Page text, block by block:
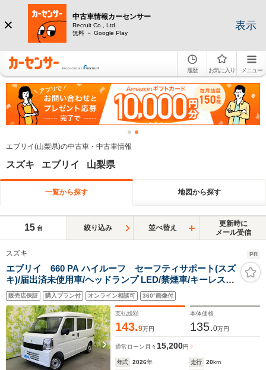
中古車情報カーセンサー
Recruit Co., Ltd.
無料 － Google Play
表示
履歴 お気に入り メニュー
エブリイ(山梨県)の中古車・中古車情報
スズキ エブリイ 山梨県
一覧から探す 地図から探す
15 台 絞り込み 並べ替え
更新時に
メール受信
スズキ PR
エブリイ 660 PA ハイルーフ セーフティサポート(スズ
キ)/届出済未使用車/ヘッドランプ LED/禁煙車/キーレス/
オートライト/ハイビームアシスト/プライバシーガラス
販売店保証 購入プラン付 オンライン相談可 360°画像付
支払総額
143.9万円
本体価格
135.0万円
通常ローン 月々15,200円
年式 2026年 走行 20km